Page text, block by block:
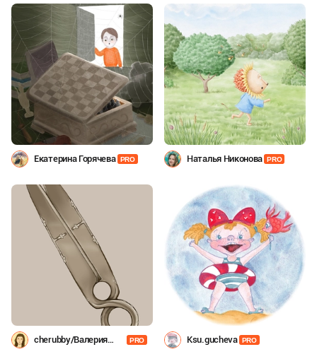
Екатерина Горячева PRO Наталья Никонова PRO
cherubby/Валерия
PRO Ksu.gucheva PRO